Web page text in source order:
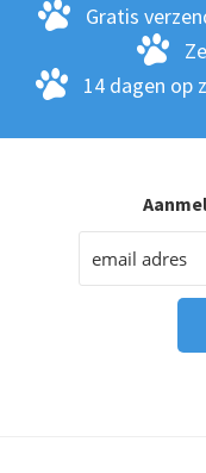
Gratis
14 dagen op